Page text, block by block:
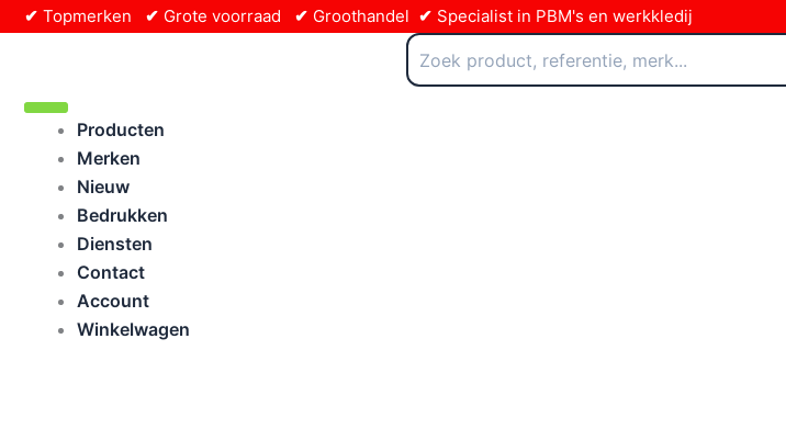
inhoud
✔ Topmerken ✔ Grote voorraad ✔ Groothandel ✔ Specialist in PBM's en werkkledij
Zoeken
naar:
Producten
Merken
Nieuw
Bedrukken
Diensten
Contact
Account
Winkelwagen